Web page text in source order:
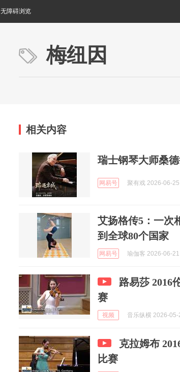
无障碍浏览
梅纽因
相关内容
瑞士钢琴大师桑
网易号 聚有戏 2026-06-25
艾扬格传5：一次
到全球80个国家
网易号 瑜伽客 2026-06-21
路易莎 2016
赛
视频 音乐纵横 2026-05-
克拉姆布
比赛